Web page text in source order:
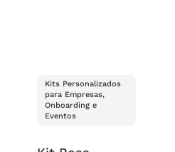
Kits Personalizados
para Empresas,
Onboarding e
Eventos